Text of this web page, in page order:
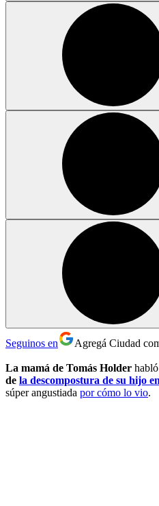
Seguinos en Agregá Ciudad
La mamá de Tomás Holder
de la descompostura de su hijo
súper angustiada por cómo lo vio.